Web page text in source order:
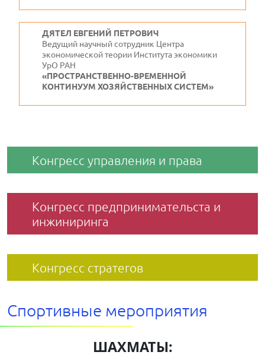
ДЯТЕЛ ЕВГЕНИЙ ПЕТРОВИЧ
Ведущий научный сотрудник Центра
экономической теории Института экономики
УрО РАН
«ПРОСТРАНСТВЕННО-ВРЕМЕННОЙ
КОНТИНУУМ ХОЗЯЙСТВЕННЫХ СИСТЕМ»
Конгресс управления и права
Конгресс предпринимательста и
инжиниринга
Конгресс стратегов
Спортивные мероприятия
ШАХМАТЫ: